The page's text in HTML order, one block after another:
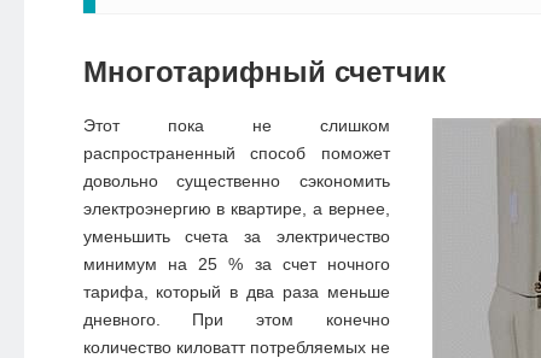
Многотарифный счетчик
Этот пока не слишком
распространенный способ поможет
довольно существенно сэкономить
электроэнергию в квартире, а вернее,
уменьшить счета за электричество
минимум на 25 % за счет ночного
тарифа, который в два раза меньше
дневного. При этом конечно
количество киловатт потребляемых не